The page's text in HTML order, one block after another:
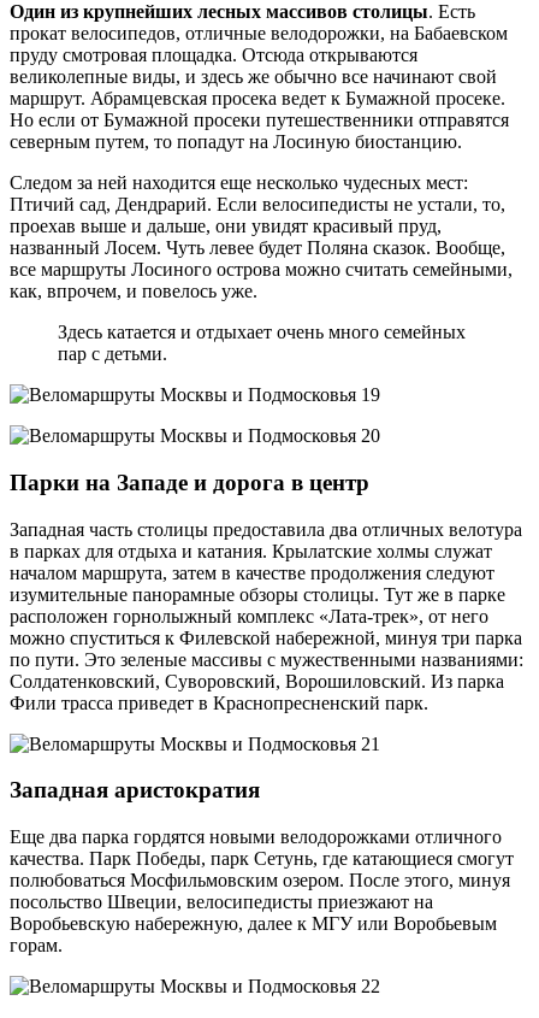
Один из крупнейших лесных массивов столицы. Есть
прокат велосипедов, отличные велодорожки, на Бабаевском
пруду смотровая площадка. Отсюда открываются
великолепные виды, и здесь же обычно все начинают свой
маршрут. Абрамцевская просека ведет к Бумажной просеке.
Но если от Бумажной просеки путешественники отправятся
северным путем, то попадут на Лосиную биостанцию.
Следом за ней находится еще несколько чудесных мест:
Птичий сад, Дендрарий. Если велосипедисты не устали, то,
проехав выше и дальше, они увидят красивый пруд,
названный Лосем. Чуть левее будет Поляна сказок. Вообще,
все маршруты Лосиного острова можно считать семейными,
как, впрочем, и повелось уже.
Здесь катается и отдыхает очень много семейных
пар с детьми.
Парки на Западе и дорога в центр
Западная часть столицы предоставила два отличных велотура
в парках для отдыха и катания. Крылатские холмы служат
началом маршрута, затем в качестве продолжения следуют
изумительные панорамные обзоры столицы. Тут же в парке
расположен горнолыжный комплекс «Лата-трек», от него
можно спуститься к Филевской набережной, минуя три парка
по пути. Это зеленые массивы с мужественными названиями:
Солдатенковский, Суворовский, Ворошиловский. Из парка
Фили трасса приведет в Краснопресненский парк.
Западная аристократия
Еще два парка гордятся новыми велодорожками отличного
качества. Парк Победы, парк Сетунь, где катающиеся смогут
полюбоваться Мосфильмовским озером. После этого, минуя
посольство Швеции, велосипедисты приезжают на
Воробьевскую набережную, далее к МГУ или Воробьевым
горам.